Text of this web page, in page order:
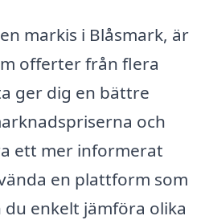
markis i Blåsmark, är
offerter från flera
ger dig en bättre
och
ett mer informerat
en plattform som
enkelt jämföra olika